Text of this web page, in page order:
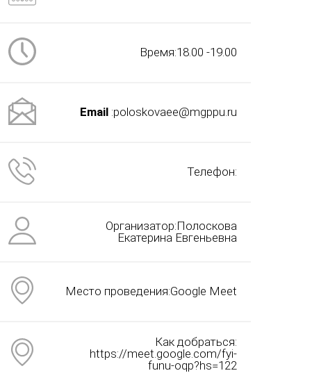
Время:18.00 -19.00
Email :poloskovaee@mgppu.ru
Телефон:
Организатор:Полоскова
Екатерина Евгеньевна
Место проведения:Google Meet
Как добраться:
https://meet.google.com/fyi-
funu-oqp?hs=122